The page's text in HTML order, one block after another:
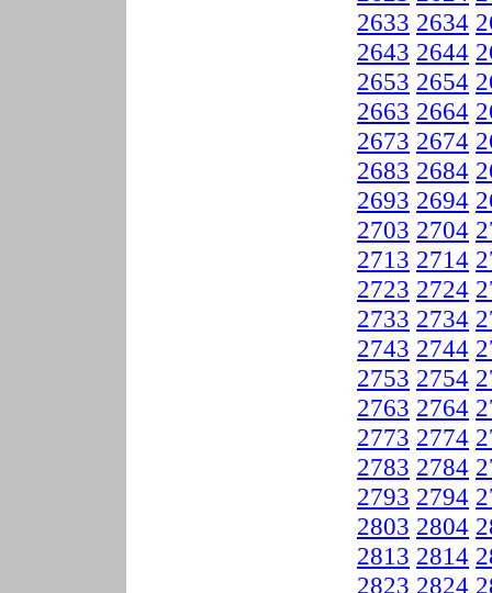
2633 2634
2643 2644
2653 2654
2663 2664
2673 2674
2683 2684
2693 2694
2703 2704
2713 2714
2723 2724
2733 2734
2743 2744
2753 2754
2763 2764
2773 2774
2783 2784
2793 2794
2803 2804
2813 2814
2823 2824